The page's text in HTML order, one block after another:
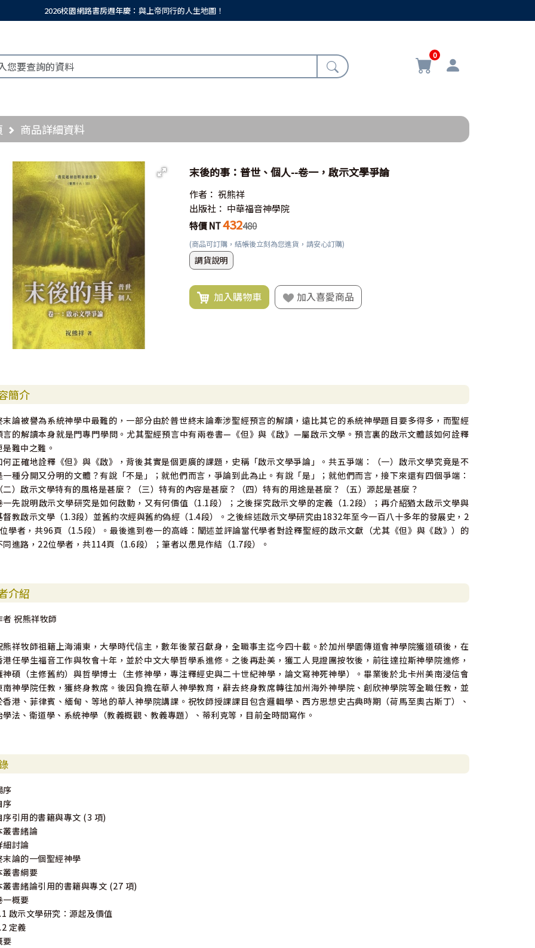
2026校園網路書房週年慶：與上帝同行的人生地圖！
0
商品詳細資料
末後的事：普世、個人--卷一，啟示文學爭論
作者： 祝熊祥
出版社： 中華福音神學院
特價 NT432480
(商品可訂購，結帳後立刻為您進貨，請安心訂購)
調貨說明
加入購物車 加入喜愛商品
簡介
末論被譽為系統神學中最難的，一部分由於普世終末論牽涉聖經預言的解讀，遠比其它的系統神學題目要多得多，而聖經
言的解讀本身就是門專門學問。尤其聖經預言中有兩卷書—《但》與《啟》—屬啟示文學。預言裏的啟示文體該如何詮釋
是難中之難。
何正確地詮釋《但》與《啟》，背後其實是個更廣的課題，史稱「啟示文學爭論」。共五爭端：（一）啟示文學究竟是不
一種分開又分明的文體？有說「不是」；就他們而言，爭論到此為止。有說「是」；就他們而言，接下來還有四個爭端：
二）啟示文學特有的風格是甚麼？（三）特有的內容是甚麼？（四）特有的用途是甚麼？（五）源起是甚麼？
一先說明啟示文學研究是如何啟動，又有何價值（1.1段）；之後探究啟示文學的定義（1.2段）；再介紹猶太啟示文學與
督教啟示文學（1.3段）並舊約次經與舊約偽經（1.4段）。之後綜述啟示文學研究由1832年至今一百八十多年的發展史，2
學者，共96頁（1.5段）。最後進到卷一的高峰：闡述並評論當代學者對詮釋聖經的啟示文獻（尤其《但》與《啟》）的
同進路，22位學者，共114頁（1.6段）；筆者以愚見作結（1.7段）。
介紹
者 祝熊祥牧師
熊祥牧師祖籍上海浦東，大學時代信主，數年後蒙召獻身，全職事主迄今四十載。於加州學園傳道會神學院獲道碩後，在
港任學生福音工作與牧會十年，並於中文大學哲學系進修。之後再赴美，獲工人見證團按牧後，前往達拉斯神學院進修，
神碩（主修舊約）與哲學博士（主修神學，專注釋經史與二十世紀神學，論文寫神死神學）。畢業後於北卡州美南浸信會
南神學院任教，獲終身教席。後因負擔在華人神學教育，辭去終身教席轉往加州海外神學院、創欣神學院等全職任教，並
香港、菲律賓、緬甸、等地的華人神學院講課。祝牧師授課課目包含邏輯學、西方思想史古典時期（荷馬至奧古斯丁）、
學法、衛道學、系統神學（教義概觀、教義專題）、蒂利克等，目前全時間寫作。
序
序
序引用的書籍與專文 (3 項)
叢書緒論
細討論
末論的一個聖經神學
叢書綱要
叢書緒論引用的書籍與專文 (27 項)
一概要
啟示文學研究：源起及價值
定義
要